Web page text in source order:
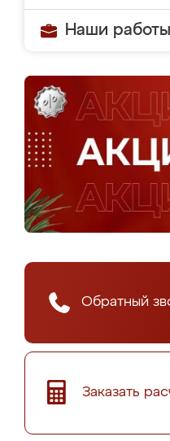
Наши работы
Обратный
Заказать